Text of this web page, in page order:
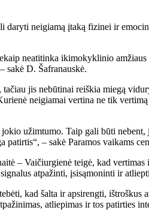
neigiamą įtaką fizinei ir
neatitinka ikimokyklinio
sakė D. Šafranauskė.
jis nebūtinai reiškia miegą
neigiamai vertina ne tik
užimtumo. Taip gali būti
– sakė Paramos vaikams
– Vaičiurgienė teigė, kad
atpažinti, įsisąmoninti ir
kad šalta ir apsirengti,
atliepimas ir tos patirties